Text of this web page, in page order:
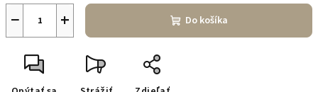
+
− Do košíka